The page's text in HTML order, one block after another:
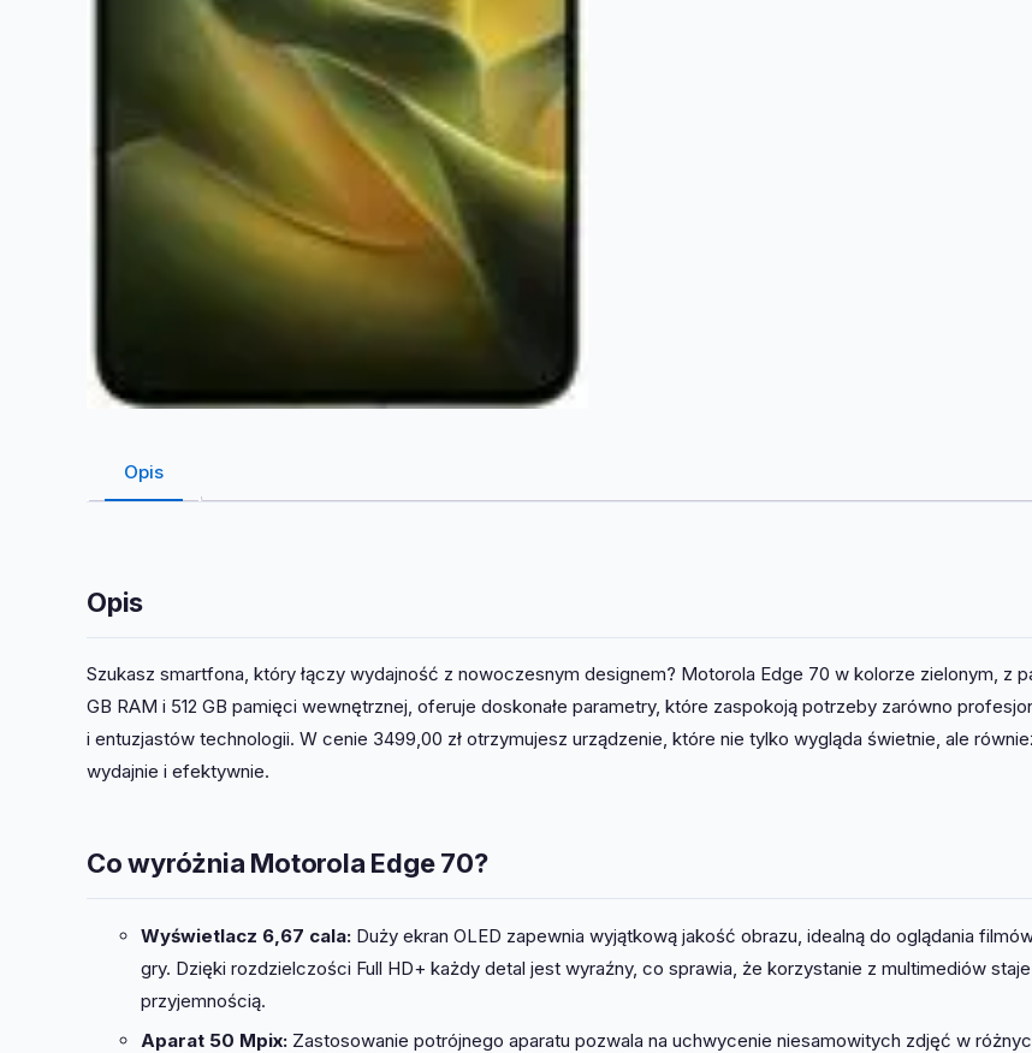
Opis
Opis
Szukasz smartfona, który łączy wydajność z nowoczesnym designem? Motorola Edge 70 w kolorze zielonym, z
GB RAM i 512 GB pamięci wewnętrznej, oferuje doskonałe parametry, które zaspokoją potrzeby zarówno
i entuzjastów technologii. W cenie 3499,00 zł otrzymujesz urządzenie, które nie tylko wygląda świetnie, ale
wydajnie i efektywnie.
Co wyróżnia Motorola Edge 70?
Wyświetlacz 6,67 cala: Duży ekran OLED zapewnia wyjątkową jakość obrazu, idealną do oglądania
gry. Dzięki rozdzielczości Full HD+ każdy detal jest wyraźny, co sprawia, że korzystanie z multimediów
przyjemnością.
Aparat 50 Mpix: Zastosowanie potrójnego aparatu pozwala na uchwycenie niesamowitych zdjęć w